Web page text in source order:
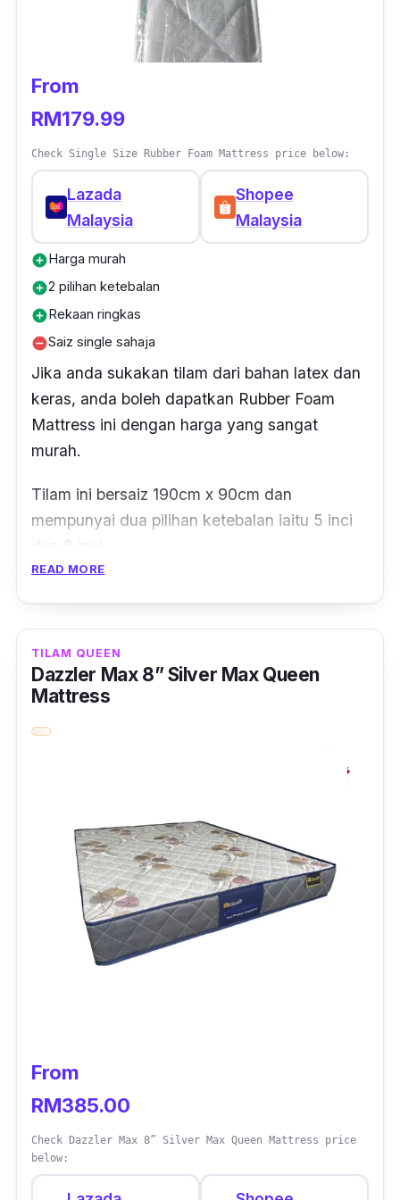
From
RM179.99
Check Single Size Rubber Foam Mattress price below:
Lazada
Malaysia
Shopee
Malaysia
add_circleHarga murah
add_circle2 pilihan ketebalan
add_circleRekaan ringkas
remove_circleSaiz single sahaja
Jika anda sukakan tilam dari bahan latex dan
keras, anda boleh dapatkan Rubber Foam
Mattress ini dengan harga yang sangat
murah.
Tilam ini bersaiz 190cm x 90cm dan
mempunyai dua pilihan ketebalan iaitu 5 inci
dan 8 inci.
Walaupun murah tapi tetap mampu
untuk menjadi lebih selesa dan tidak mudah
rosak kerana menggunakan bahan berkualiti.
READ MORE
TILAM QUEEN
Dazzler Max 8” Silver Max Queen
Mattress
From
RM385.00
Check Dazzler Max 8” Silver Max Queen Mattress price
below: